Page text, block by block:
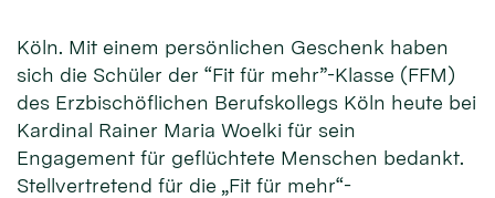
Köln. Mit einem persönlichen Geschenk haben
sich die Schüler der “Fit für mehr”-Klasse (FFM)
des Erzbischöflichen Berufskollegs Köln heute bei
Kardinal Rainer Maria Woelki für sein
Engagement für geflüchtete Menschen bedankt.
Stellvertretend für die „Fit für mehr“-